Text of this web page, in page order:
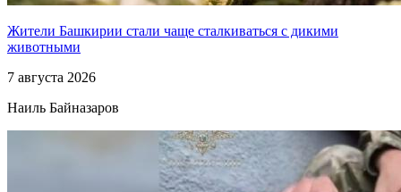
Жители Башкирии стали чаще сталкиваться с дикими
животными
7 августа 2026
Наиль Байназаров